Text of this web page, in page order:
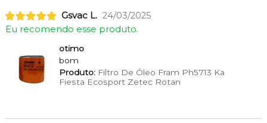
Gsvac L. 24/03/2025
Eu recomendo esse produto.
otimo
bom
Produto:Filtro De Óleo Fram Ph5713 Ka
Fiesta Ecosport Zetec Rotan